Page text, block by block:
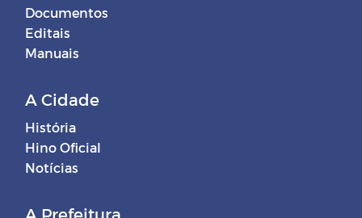
Documentos
Editais
Manuais
A Cidade
História
Hino Oficial
Notícias